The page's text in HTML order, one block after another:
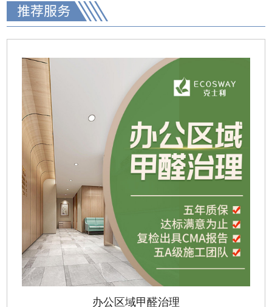
办公区域甲醛治理